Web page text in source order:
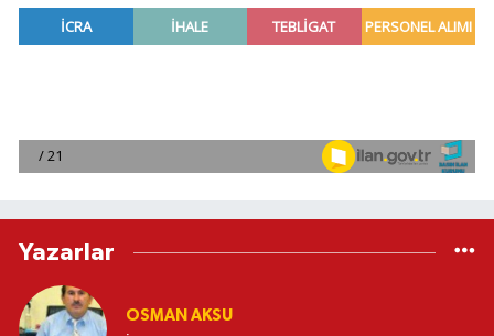
Yazarlar
OSMAN AKSU